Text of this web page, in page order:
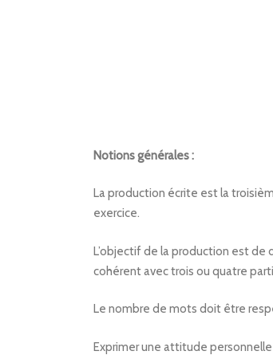
Notions générales :
La production écrite est la
exercice.
L’objectif de la production est
cohérent avec trois ou quatre
Le nombre de mots doit être
Exprimer une attitude